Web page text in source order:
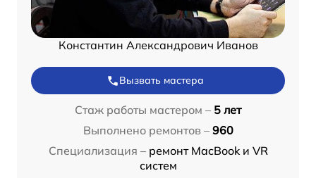
Константин Александрович Иванов
Вызвать мастера
Стаж работы мастером – 5 лет
Выполнено ремонтов – 960
Специализация – ремонт MacBook и VR
систем